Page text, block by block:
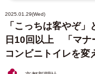
2025.01.29(Wed)
「こっちは客やぞ
日10回以上 「マナ
コンビニトイレを変